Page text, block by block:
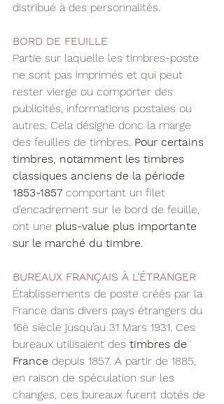
distribué à des personnalités.
BORD DE FEUILLE
Partie sur laquelle les timbres-poste
ne sont pas imprimés et qui peut
rester vierge ou comporter des
publicités, informations postales ou
autres. Cela désigne donc la marge
des feuilles de timbres. Pour certains
timbres, notamment les timbres
classiques anciens de la période
1853-1857 comportant un filet
d’encadrement sur le bord de feuille,
ont une plus-value plus importante
sur le marché du timbre.
BUREAUX FRANÇAIS À L’ÉTRANGER
Établissements de poste créés par la
France dans divers pays étrangers du
16è siècle jusqu’au 31 Mars 1931. Ces
bureaux utilisaient des timbres de
France depuis 1857. A partir de 1885,
en raison de spéculation sur les
changes, ces bureaux furent dotés de